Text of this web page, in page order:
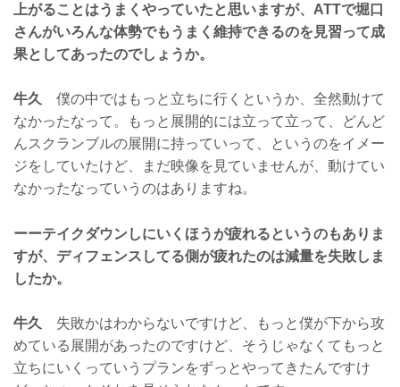
上がることはうまくやっていたと思いますが、ATTで堀口
さんがいろんな体勢でもうまく維持できるのを見習って成
果としてあったのでしょうか。
牛久
僕の中ではもっと立ちに行くというか、全然動けて
なかったなって。もっと展開的には立って立って、どんど
んスクランブルの展開に持っていって、というのをイメー
ジをしていたけど、まだ映像を見ていませんが、動けてい
なかったなっていうのはありますね。
ーーテイクダウンしにいくほうが疲れるというのもありま
すが、ディフェンスしてる側が疲れたのは減量を失敗しま
したか。
牛久
失敗かはわからないですけど、もっと僕が下から攻
めている展開があったのですけど、そうじゃなくてもっと
立ちにいくっていうプランをずっとやってきたんですけ